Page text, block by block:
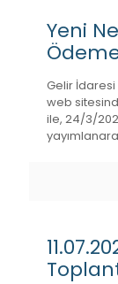
Yeni
Gelir İdaresi
web
ile, 24/3/